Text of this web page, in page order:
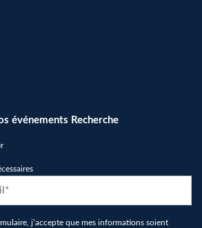
événements Recherche
j’accepte que mes informations soient